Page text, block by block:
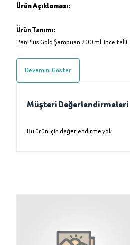
Ürün Açıklaması:
Ürün Tanımı:
PanPlus Gold Şampuan 200 ml, ince
Devamını Göster
Müşteri Değerlendirmeleri
Bu ürün için değerlendirme yok